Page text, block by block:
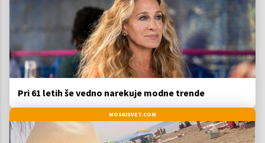
Pri 61 letih še vedno narekuje modne trende
MOSKISVET.COM